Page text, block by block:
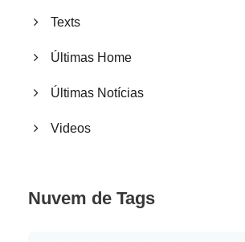
Texts
Últimas Home
Últimas Notícias
Videos
Nuvem de Tags